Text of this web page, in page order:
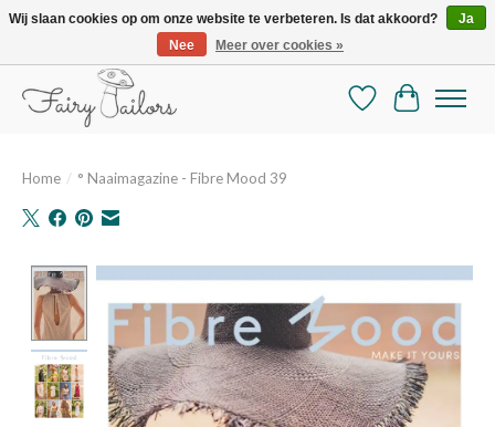
De mooiste online selectie stoffen en mercerie
Verlanglijst
Home / ° Naaimagazine - Fibre Mood 39
Product image slideshow Items
Wij slaan cookies op om onze website te verbeteren. Is dat akkoord?
Ja
Nee
Meer over cookies »